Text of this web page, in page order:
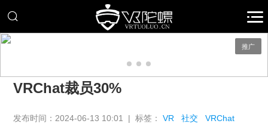
推广
VRChat裁员30%
发布时间：2024-06-13 10:01 | 标签：VR 社交 VRChat